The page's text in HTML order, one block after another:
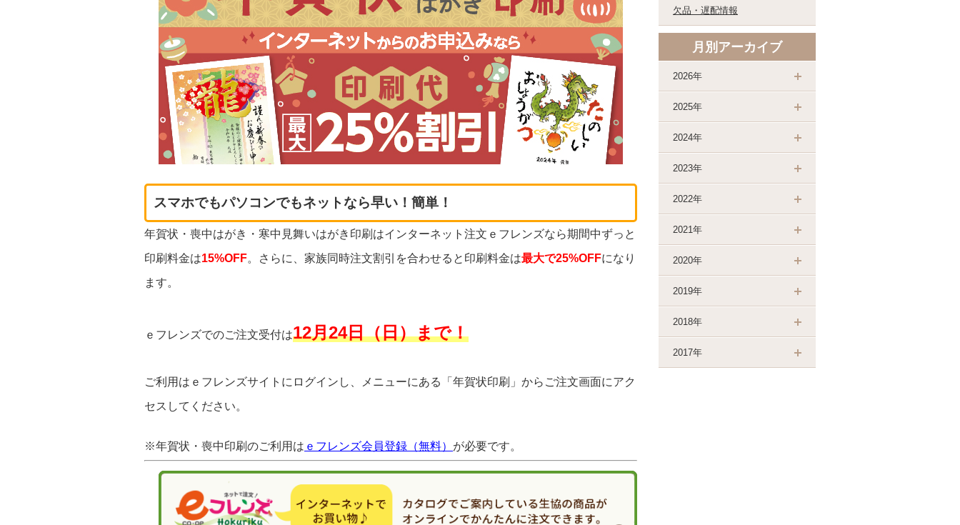
スマホでもパソコンでもネットなら早い！簡単！
年賀状・喪中はがき・寒中見舞いはがき印刷はインターネット注文ｅフレンズなら期間中ずっと
印刷料金は15%OFF。さらに、家族同時注文割引を合わせると印刷料金は最大で25%OFFになり
ます。
ｅフレンズでのご注文受付は12月24日（日）まで！
ご利用はｅフレンズサイトにログインし、メニューにある「年賀状印刷」からご注文画面にアク
セスしてください。
※年賀状・喪中印刷のご利用は ｅフレンズ会員登録（無料） が必要です。
欠品・遅配情報
月別アーカイブ
2026年
2025年
2024年
2023年
2022年
2021年
2020年
2019年
2018年
2017年